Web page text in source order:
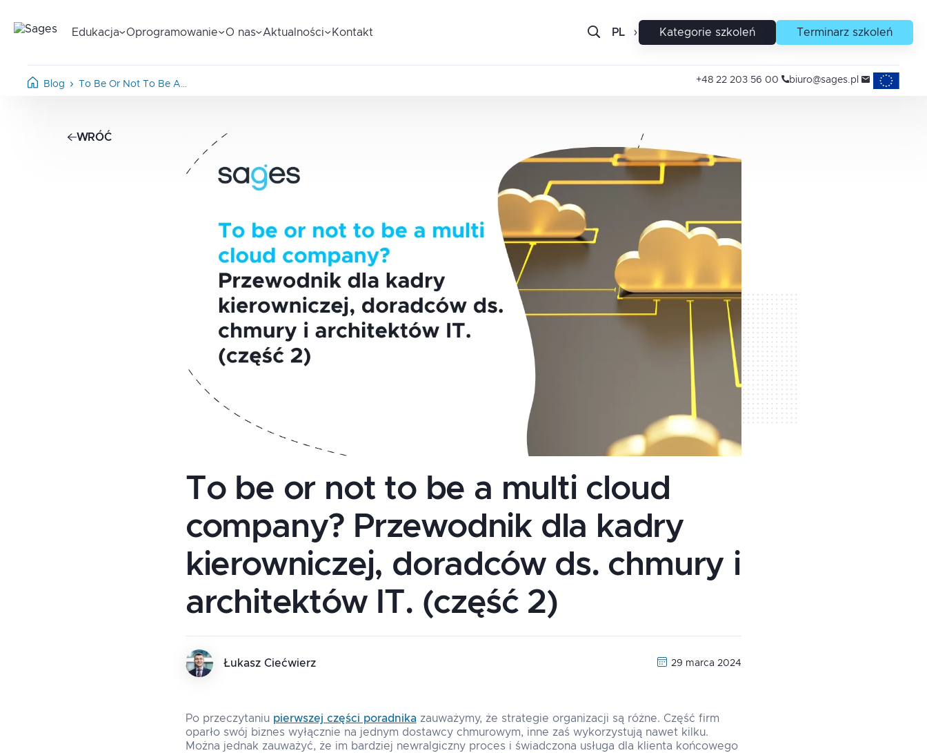
Edukacja Oprogramowanie O nas Aktualności Kontakt PL EN Kategorie szkoleń Terminarz szkoleń
Blog To Be Or Not To Be A… +48 22 203 56 00 biuro@sages.pl Projekty
WRÓĆ
To be or not to be a multi cloud
company? Przewodnik dla kadry
kierowniczej, doradców ds. chmury i
architektów IT. (część 2)
Łukasz Ciećwierz 29 marca 2024
Po przeczytaniu pierwszej części poradnika zauważymy, że strategie organizacji są różne. Część firm
oparło swój biznes wyłącznie na jednym dostawcy chmurowym, inne zaś wykorzystują nawet kilku.
Można jednak zauważyć, że im bardziej newralgiczny proces i świadczona usługa dla klienta końcowego